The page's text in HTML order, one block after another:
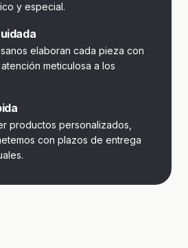
y especial.
elaboran cada pieza con
meticulosa a los
productos personalizados,
con plazos de entrega